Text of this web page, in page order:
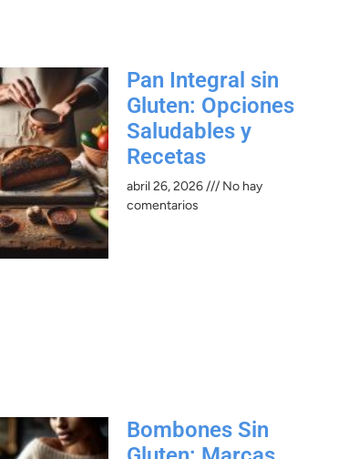
Pan Integral sin
Gluten: Opciones
Saludables y
Recetas
abril 26, 2026
No hay
comentarios
Bombones Sin